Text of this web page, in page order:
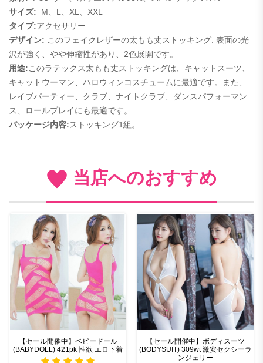
サイズ:
M、L、XL、XXL
タイプ:アクセサリー
デザイン: このフェイクレザーの太もも丈ストッキング: 表面の光
沢が強く、やや伸縮性があり、2色展開です。
用途:このラテックス太もも丈ストッキングは、キャットスーツ、
キャットウーマン、ハロウィンコスチュームに最適です。また、
レイブパーティー、クラブ、ナイトクラブ、ダンスパフォーマン
ス、ロールプレイにも最適です。
パッケージ内容:ストッキング1組。
当店へのおすすめ
【セール開催中】ベビードール
(BABYDOLL) 421pk 性欲 エロ下着
【セール開催中】ボディスーツ
(BODYSUIT) 309wt 激安セクシーラ
ンジェリー